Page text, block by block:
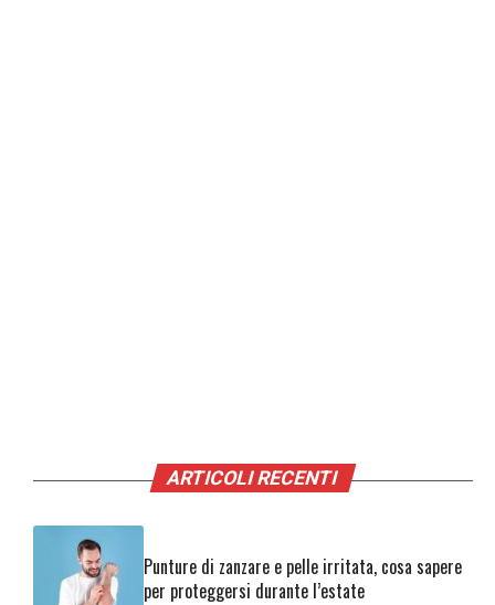
ARTICOLI RECENTI
Punture di zanzare e pelle irritata, cosa sapere
per proteggersi durante l’estate